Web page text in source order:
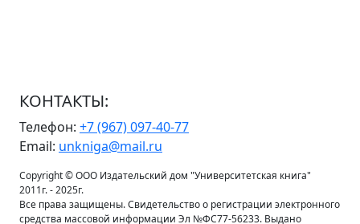
КОНТАКТЫ:
Телефон: +7 (967) 097-40-77
Email: unkniga@mail.ru
Copyright © ООО Издательский дом "Университетская книга"
2011г. - 2025г.
Все права защищены. Свидетельство о регистрации электронного
средства массовой информации Эл №ФС77-56233. Выдано